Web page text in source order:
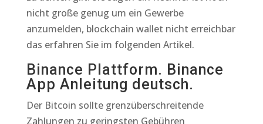
nicht große genug um ein Gewerbe
anzumelden, blockchain wallet nicht erreichbar
das erfahren Sie im folgenden Artikel.
Binance Plattform. Binance
App Anleitung deutsch.
Der Bitcoin sollte grenzüberschreitende
Zahlungen zu geringsten Gebühren